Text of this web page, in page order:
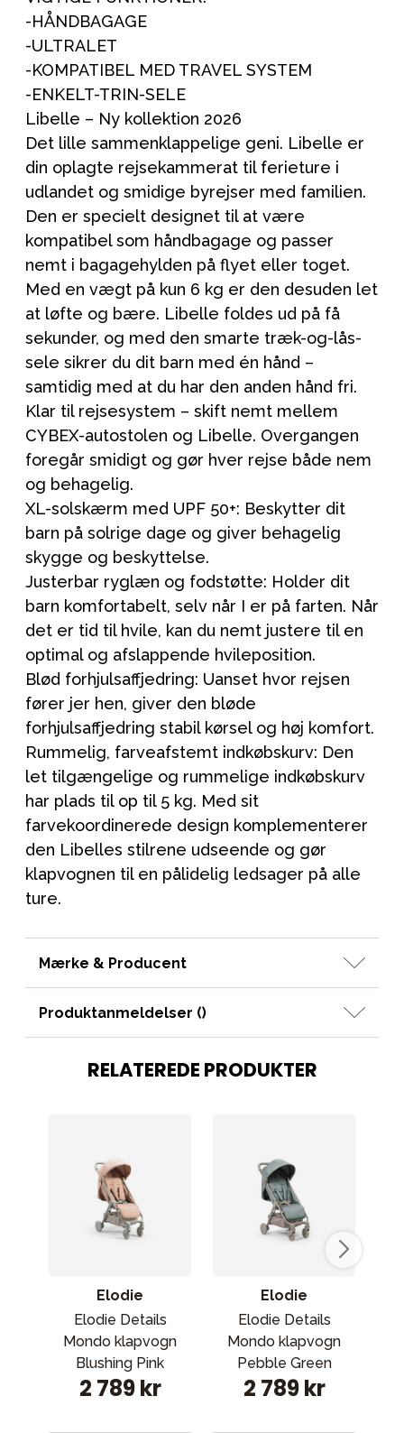
-HÅNDBAGAGE
-ULTRALET
-KOMPATIBEL MED TRAVEL SYSTEM
-ENKELT-TRIN-SELE
Libelle – Ny kollektion 2026
Det lille sammenklappelige geni. Libelle er
din oplagte rejsekammerat til ferieture i
udlandet og smidige byrejser med familien.
Den er specielt designet til at være
kompatibel som håndbagage og passer
nemt i bagagehylden på flyet eller toget.
Med en vægt på kun 6 kg er den desuden let
at løfte og bære. Libelle foldes ud på få
sekunder, og med den smarte træk-og-lås-
sele sikrer du dit barn med én hånd –
samtidig med at du har den anden hånd fri.
Klar til rejsesystem – skift nemt mellem
CYBEX-autostolen og Libelle. Overgangen
foregår smidigt og gør hver rejse både nem
og behagelig.
XL-solskærm med UPF 50+: Beskytter dit
barn på solrige dage og giver behagelig
skygge og beskyttelse.
Justerbar ryglæn og fodstøtte: Holder dit
barn komfortabelt, selv når I er på farten. Når
det er tid til hvile, kan du nemt justere til en
optimal og afslappende hvileposition.
Blød forhjulsaffjedring: Uanset hvor rejsen
fører jer hen, giver den bløde
forhjulsaffjedring stabil kørsel og høj komfort.
Rummelig, farveafstemt indkøbskurv: Den
let tilgængelige og rummelige indkøbskurv
har plads til op til 5 kg. Med sit
farvekoordinerede design komplementerer
den Libelles stilrene udseende og gør
klapvognen til en pålidelig ledsager på alle
ture.
Mærke & Producent
Produktanmeldelser ()
RELATEREDE PRODUKTER
Elodie
Elodie Details
Mondo klapvogn
Blushing Pink
2 789 kr
Elodie
Elodie Details
Mondo klapvogn
Pebble Green
2 789 kr